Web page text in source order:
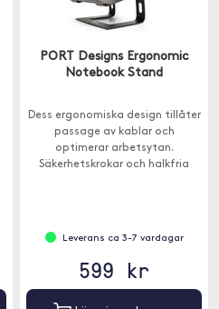
PORT Designs Ergonomic
Notebook Stand
Dess ergonomiska design tillåter
passage av kablar och
optimerar arbetsytan.
Säkerhetskrokar och halkfria
Leverans ca 3-7 vardagar
599 kr